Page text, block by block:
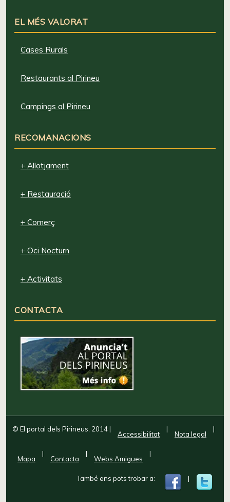
EL MÉS VALORAT
Cases Rurals
Restaurants al Pirineu
Campings al Pirineu
RECOMANACIONS
+ Allotjament
+ Restauració
+ Comerç
+ Oci Nocturn
+ Activitats
CONTACTA
© El portal dels Pirineus, 2014|
Accessibilitat
|
Nota legal
|
Mapa
|
Contacta
|
Webs Amigues
|
També ens pots trobar a: |